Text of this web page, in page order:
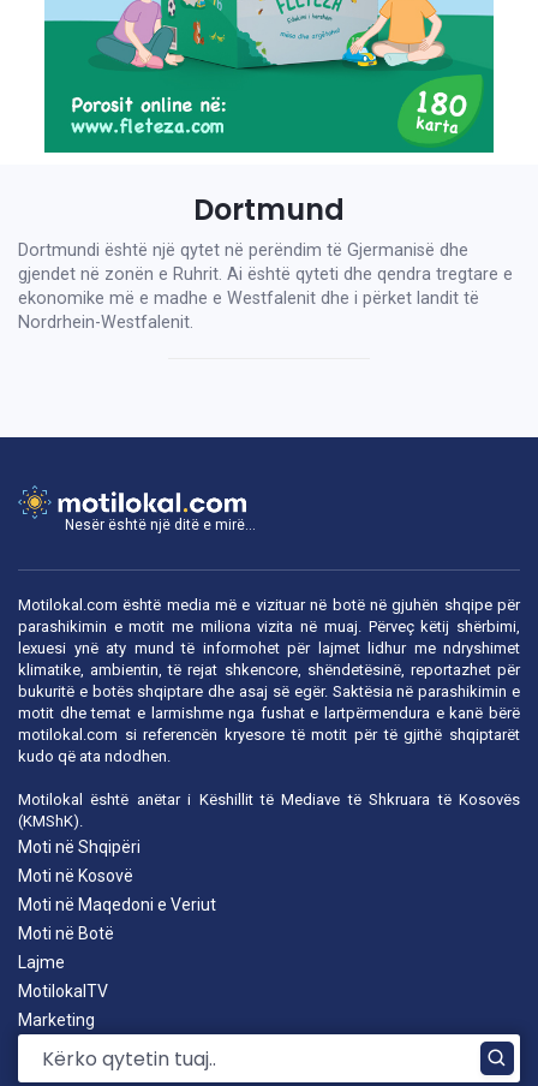
Dortmund
Dortmundi është një qytet në perëndim të Gjermanisë dhe
gjendet në zonën e Ruhrit. Ai është qyteti dhe qendra tregtare e
ekonomike më e madhe e Westfalenit dhe i përket landit të
Nordrhein-Westfalenit.
Nesër është një ditë e mirë...
Motilokal.com është media më e vizituar në botë në gjuhën shqipe për
parashikimin e motit me miliona vizita në muaj. Përveç këtij shërbimi,
lexuesi ynë aty mund të informohet për lajmet lidhur me ndryshimet
klimatike, ambientin, të rejat shkencore, shëndetësinë, reportazhet për
bukuritë e botës shqiptare dhe asaj së egër. Saktësia në parashikimin e
motit dhe temat e larmishme nga fushat e lartpërmendura e kanë bërë
motilokal.com si referencën kryesore të motit për të gjithë shqiptarët
kudo që ata ndodhen.
Motilokal është anëtar i Këshillit të Mediave të Shkruara të Kosovës
(KMShK).
Moti në Shqipëri
Moti në Kosovë
Moti në Maqedoni e Veriut
Moti në Botë
Lajme
MotilokalTV
Marketing